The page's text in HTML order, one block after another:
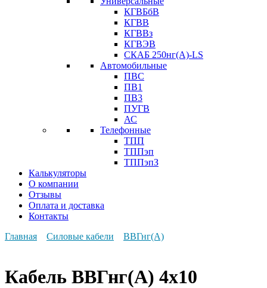
КГВБбВ
КГВВ
КГВВз
КГВЭВ
СКАБ 250нг(А)-LS
Автомобильные
ПВС
ПВ1
ПВ3
ПУГВ
АС
Телефонные
ТПП
ТППэп
ТППэпЗ
Калькуляторы
О компании
Отзывы
Оплата и доставка
Контакты
Главная
Силовые кабели ВВГнг(А)
Кабель ВВГнг(А) 4х10